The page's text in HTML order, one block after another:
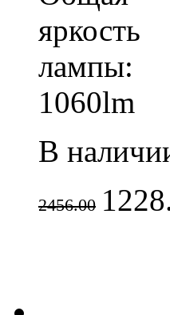
яркость
лампы:
1060lm
В
2456.00